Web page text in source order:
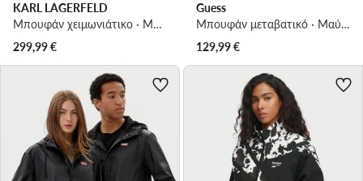
KARL LAGERFELD
Μπουφάν χειμωνιάτικο · Μαύρο
299,99€
Guess
Μπουφάν μεταβατικό · Μαύρο
129,99€